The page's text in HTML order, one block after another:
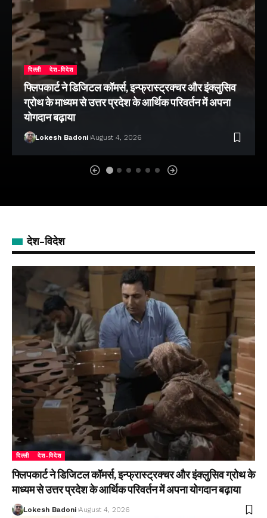
दिल्ली देश-विदेश
फ्लिपकार्ट ने डिजिटल कॉमर्स, इन्फ्रास्ट्रक्चर और इंक्लुसिव
ग्रोथ के माध्यम से उत्तर प्रदेश के आर्थिक परिवर्तन में अपना
योगदान बढ़ाया
Lokesh Badoni August 4, 2026
देश-विदेश
दिल्ली देश-विदेश
फ्लिपकार्ट ने डिजिटल कॉमर्स, इन्फ्रास्ट्रक्चर और इंक्लुसिव ग्रोथ के
माध्यम से उत्तर प्रदेश के आर्थिक परिवर्तन में अपना योगदान बढ़ाया
Lokesh Badoni August 4, 2026